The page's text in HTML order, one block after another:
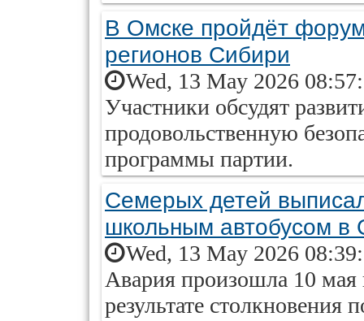
В Омске пройдёт
регионов Сибири
Wed, 13 May 2026
Участники обсудят
продовольственную
программы партии.
Семерых детей
школьным автобусом в
Wed, 13 May 2026
Авария произошла 10
результате столкновения